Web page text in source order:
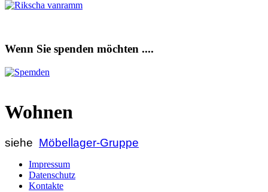
Wenn Sie spenden möchten ....
Wohnen
siehe Möbellager-Gruppe
Impressum
Datenschutz
Kontakte